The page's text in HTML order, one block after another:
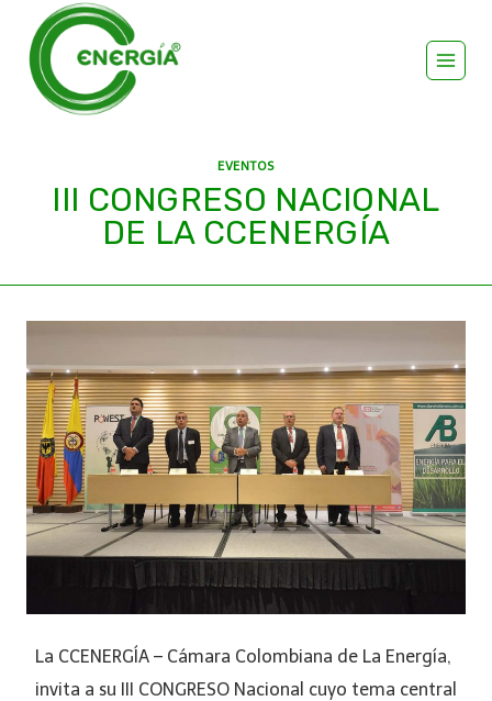
EVENTOS
III CONGRESO NACIONAL
DE LA CCENERGÍA
La CCENERGÍA – Cámara Colombiana de La Energía,
invita a su III CONGRESO Nacional cuyo tema central